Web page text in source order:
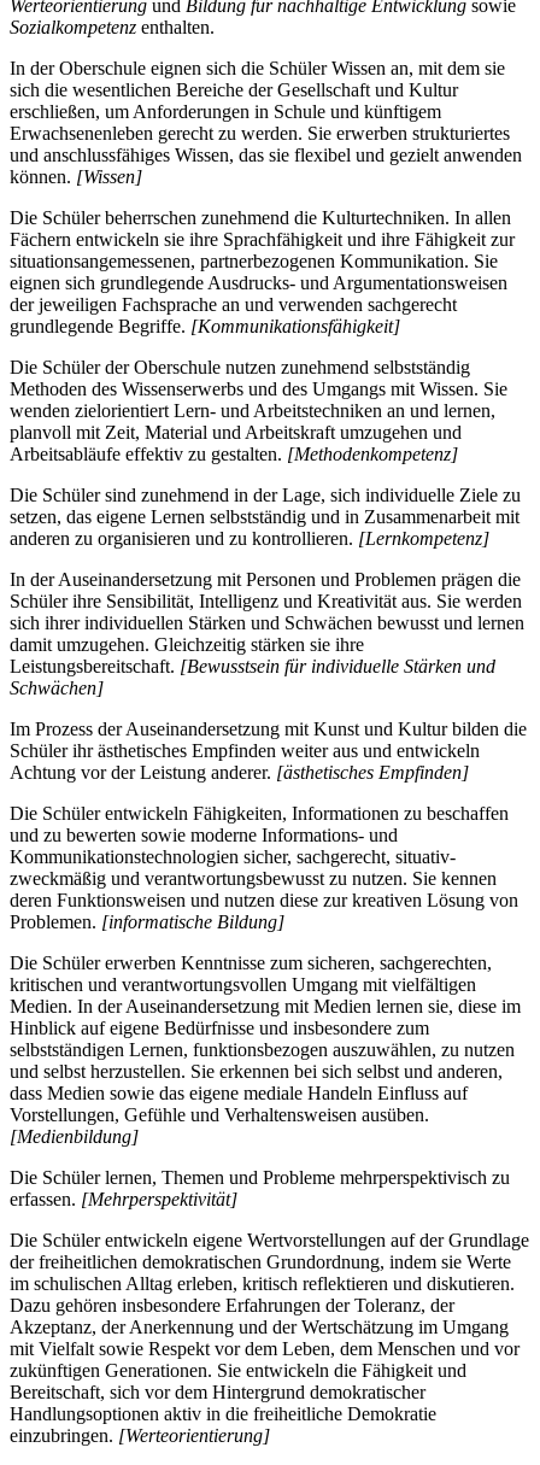
Werteorientierung und Bildung für nachhaltige Entwicklung sowie
Sozialkompetenz enthalten.
In der Oberschule eignen sich die Schüler Wissen an, mit dem sie
sich die wesentlichen Bereiche der Gesellschaft und Kultur
erschließen, um Anforderungen in Schule und künftigem
Erwachsenenleben gerecht zu werden. Sie erwerben strukturiertes
und anschlussfähiges Wissen, das sie flexibel und gezielt anwenden
können. [Wissen]
Die Schüler beherrschen zunehmend die Kulturtechniken. In allen
Fächern entwickeln sie ihre Sprachfähigkeit und ihre Fähigkeit zur
situationsangemessenen, partnerbezogenen Kommunikation. Sie
eignen sich grundlegende Ausdrucks- und Argumentationsweisen
der jeweiligen Fachsprache an und verwenden sachgerecht
grundlegende Begriffe. [Kommunikationsfähigkeit]
Die Schüler der Oberschule nutzen zunehmend selbstständig
Methoden des Wissenserwerbs und des Umgangs mit Wissen. Sie
wenden zielorientiert Lern- und Arbeitstechniken an und lernen,
planvoll mit Zeit, Material und Arbeitskraft umzugehen und
Arbeitsabläufe effektiv zu gestalten. [Methodenkompetenz]
Die Schüler sind zunehmend in der Lage, sich individuelle Ziele zu
setzen, das eigene Lernen selbstständig und in Zusammenarbeit mit
anderen zu organisieren und zu kontrollieren. [Lernkompetenz]
In der Auseinandersetzung mit Personen und Problemen prägen die
Schüler ihre Sensibilität, Intelligenz und Kreativität aus. Sie werden
sich ihrer individuellen Stärken und Schwächen bewusst und lernen
damit umzugehen. Gleichzeitig stärken sie ihre
Leistungsbereitschaft. [Bewusstsein für individuelle Stärken und
Schwächen]
Im Prozess der Auseinandersetzung mit Kunst und Kultur bilden die
Schüler ihr ästhetisches Empfinden weiter aus und entwickeln
Achtung vor der Leistung anderer. [ästhetisches Empfinden]
Die Schüler entwickeln Fähigkeiten, Informationen zu beschaffen
und zu bewerten sowie moderne Informations- und
Kommunikationstechnologien sicher, sachgerecht, situativ-
zweckmäßig und verantwortungsbewusst zu nutzen. Sie kennen
deren Funktionsweisen und nutzen diese zur kreativen Lösung von
Problemen. [informatische Bildung]
Die Schüler erwerben Kenntnisse zum sicheren, sachgerechten,
kritischen und verantwortungsvollen Umgang mit vielfältigen
Medien. In der Auseinandersetzung mit Medien lernen sie, diese im
Hinblick auf eigene Bedürfnisse und insbesondere zum
selbstständigen Lernen, funktionsbezogen auszuwählen, zu nutzen
und selbst herzustellen. Sie erkennen bei sich selbst und anderen,
dass Medien sowie das eigene mediale Handeln Einfluss auf
Vorstellungen, Gefühle und Verhaltensweisen ausüben.
[Medienbildung]
Die Schüler lernen, Themen und Probleme mehrperspektivisch zu
erfassen. [Mehrperspektivität]
Die Schüler entwickeln eigene Wertvorstellungen auf der Grundlage
der freiheitlichen demokratischen Grundordnung, indem sie Werte
im schulischen Alltag erleben, kritisch reflektieren und diskutieren.
Dazu gehören insbesondere Erfahrungen der Toleranz, der
Akzeptanz, der Anerkennung und der Wertschätzung im Umgang
mit Vielfalt sowie Respekt vor dem Leben, dem Menschen und vor
zukünftigen Generationen. Sie entwickeln die Fähigkeit und
Bereitschaft, sich vor dem Hintergrund demokratischer
Handlungsoptionen aktiv in die freiheitliche Demokratie
einzubringen. [Werteorientierung]